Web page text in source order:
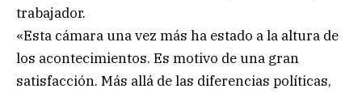
trabajador.
«Esta cámara una vez más ha estado a la altura de
los acontecimientos. Es motivo de una gran
satisfacción. Más allá de las diferencias políticas,